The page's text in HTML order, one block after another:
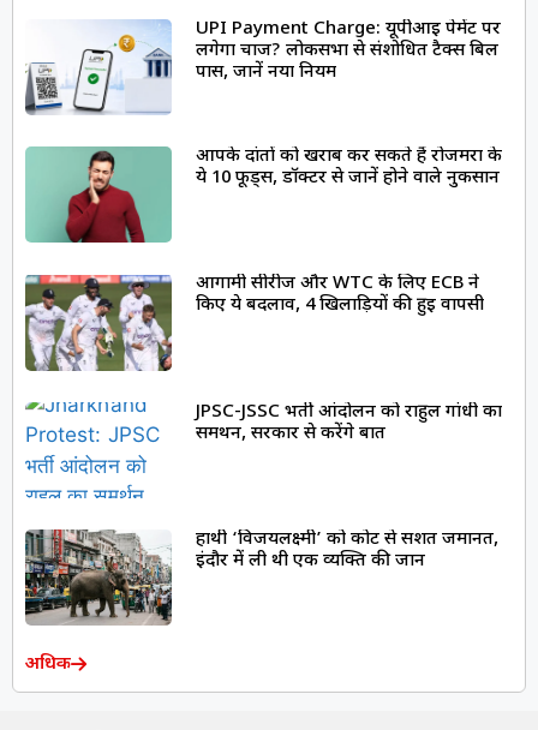
UPI Payment Charge: यूपीआई पेमेंट पर
लगेगा चार्ज? लोकसभा से संशोधित टैक्स बिल
पास, जानें नया नियम
आपके दांतों को खराब कर सकते हैं रोजमर्रा के
ये 10 फूड्स, डॉक्टर से जानें होने वाले नुकसान
आगामी सीरीज और WTC के लिए ECB ने
किए ये बदलाव, 4 खिलाड़ियों की हुई वापसी
JPSC-JSSC भर्ती आंदोलन को राहुल गांधी का
समर्थन, सरकार से करेंगे बात
हाथी ‘विजयलक्ष्मी’ को कोर्ट से सशर्त जमानत,
इंदौर में ली थी एक व्यक्ति की जान
अधिक